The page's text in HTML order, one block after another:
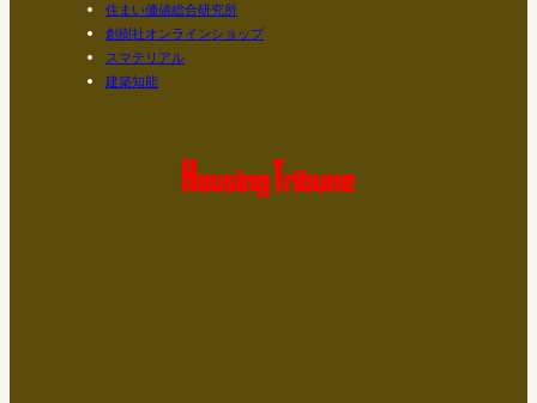
住まい価値総合研究所
創樹社オンラインショップ
スマテリアル
建築知能